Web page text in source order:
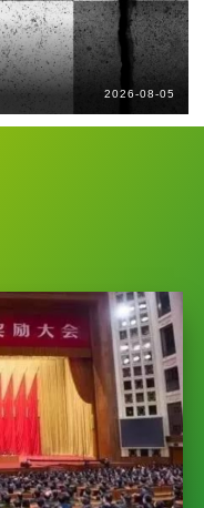
2026-08-05